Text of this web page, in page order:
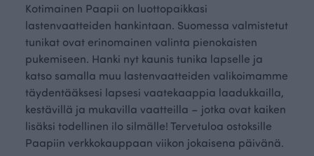
Kotimainen Paapii on luottopaikkasi
lastenvaatteiden hankintaan. Suomessa valmistetut
tunikat ovat erinomainen valinta pienokaisten
pukemiseen. Hanki nyt kaunis tunika lapselle ja
katso samalla muu lastenvaatteiden valikoimamme
täydentääksesi lapsesi vaatekaappia laadukkailla,
kestävillä ja mukavilla vaatteilla – jotka ovat kaiken
lisäksi todellinen ilo silmälle! Tervetuloa ostoksille
Paapiin verkkokauppaan viikon jokaisena päivänä.